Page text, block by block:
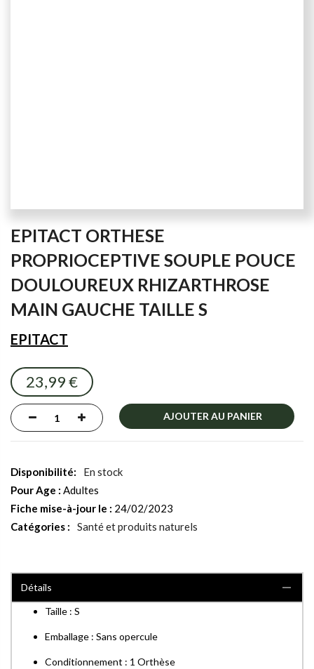
to
beginning
of
the
images
gallery
EPITACT ORTHESE
PROPRIOCEPTIVE SOUPLE POUCE
DOULOUREUX RHIZARTHROSE
MAIN GAUCHE TAILLE S
EPITACT
23,99 €
AJOUTER AU PANIER
En stock
Pour Age : Adultes
Fiche mise-à-jour le : 24/02/2023
Catégories :
Santé et produits naturels
Détails
Taille : S
Emballage : Sans opercule
Conditionnement : 1 Orthèse